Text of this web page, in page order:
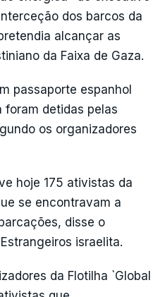
dos barcos da
alcançar as
da Faixa de Gaza.
passaporte espanhol
detidas pelas
os organizadores
hoje 175 ativistas da
se encontravam a
disse o
israelita.
da Flotilha `Global